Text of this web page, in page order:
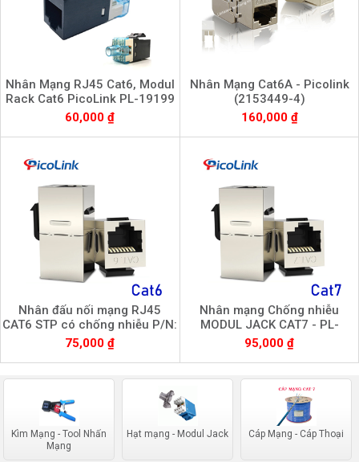
Nhân Mạng RJ45 Cat6, Modul
Rack Cat6 PicoLink PL-19199
60,000 ₫
Nhân Mạng Cat6A - Picolink
(2153449-4)
160,000 ₫
Nhân đấu nối mạng RJ45
CAT6 STP có chống nhiễu P/N:
PL-S19166
75,000 ₫
Nhân mạng Chống nhiễu
MODUL JACK CAT7 - PL-
S19177
95,000 ₫
Kìm Mạng - Tool Nhấn
Mạng
Hạt mạng - Modul Jack Cáp Mạng - Cáp Thoại